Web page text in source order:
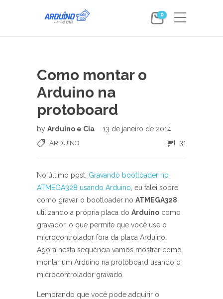
0
Como montar o
Arduino na
protoboard
by Arduino e Cia 13 de janeiro de 2014
ARDUINO 31
No último post, Gravando bootloader no
ATMEGA328 usando Arduino , eu falei sobre
como gravar o bootloader no ATMEGA328
utilizando a própria placa do Arduino como
gravador, o que permite que você use o
microcontrolador fora da placa Arduino.
Agora nesta sequência vamos mostrar como
montar um Arduino na protoboard usando o
microcontrolador gravado.
Lembrando que você pode adquirir o